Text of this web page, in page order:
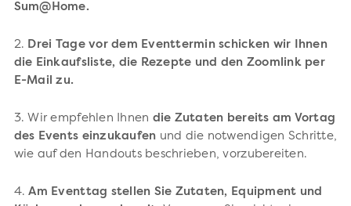
Sum@Home.
2. Drei Tage vor dem Eventtermin schicken wir Ihnen
die Einkaufsliste, die Rezepte und den Zoomlink per
E-Mail zu.
3. Wir empfehlen Ihnen die Zutaten bereits am Vortag
des Events einzukaufen und die notwendigen Schritte,
wie auf den Handouts beschrieben, vorzubereiten.
4.Am Eventtag stellen Sie Zutaten, Equipment und